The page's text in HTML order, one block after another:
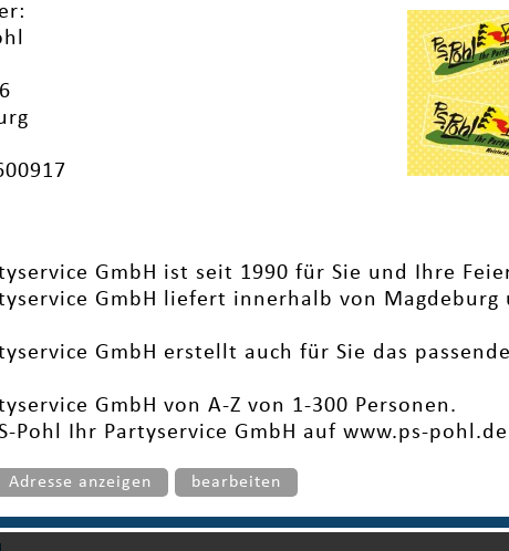
GmbH ist seit 1990 für Sie und Ihre
GmbH liefert innerhalb von Magdeburg
GmbH erstellt auch für Sie das passende
GmbH von A-Z von 1-300 Personen.
Pohl Ihr Partyservice GmbH auf www.ps-pohl.de
Adresse anzeigen bearbeiten